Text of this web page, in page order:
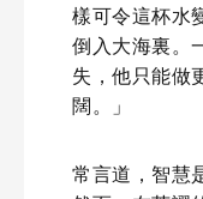
樣可令這杯水
倒入大海裏。
失，他只能做
闊。」
常言道，智慧